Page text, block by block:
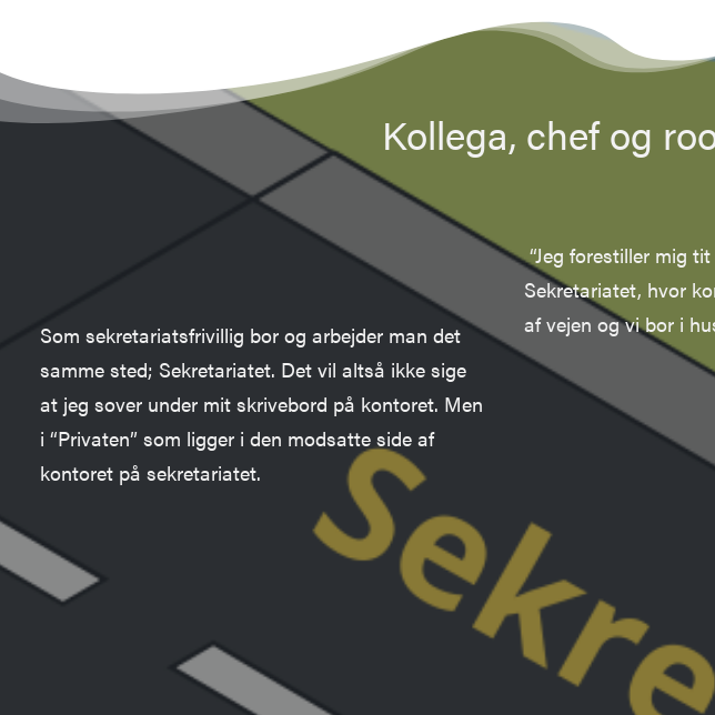
Kollega, chef og
Som sekretariatsfrivillig bor og arbejder man det
samme sted; Sekretariatet. Det vil altså ikke sige
at jeg sover under mit skrivebord på kontoret. Men
i “Privaten” som ligger i den modsatte side af
kontoret på sekretariatet.
“Jeg forestiller mig
Sekretariatet, hvor
af vejen og vi bor i